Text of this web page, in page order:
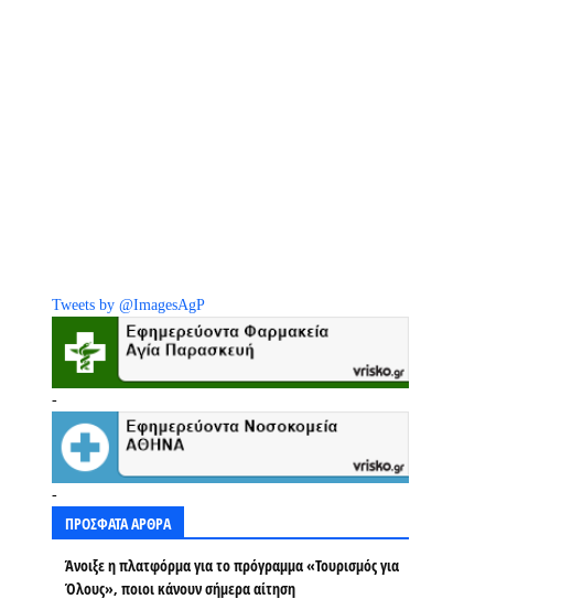
Tweets by @ImagesAgP
-
-
ΠΡΟΣΦΑΤΑ ΑΡΘΡΑ
Άνοιξε η πλατφόρμα για το πρόγραμμα «Τουρισμός για
Όλους», ποιοι κάνουν σήμερα αίτηση